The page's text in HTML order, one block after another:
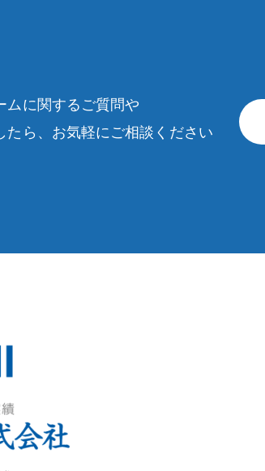
ムに関するご質問や
たら、お気軽にご相談ください